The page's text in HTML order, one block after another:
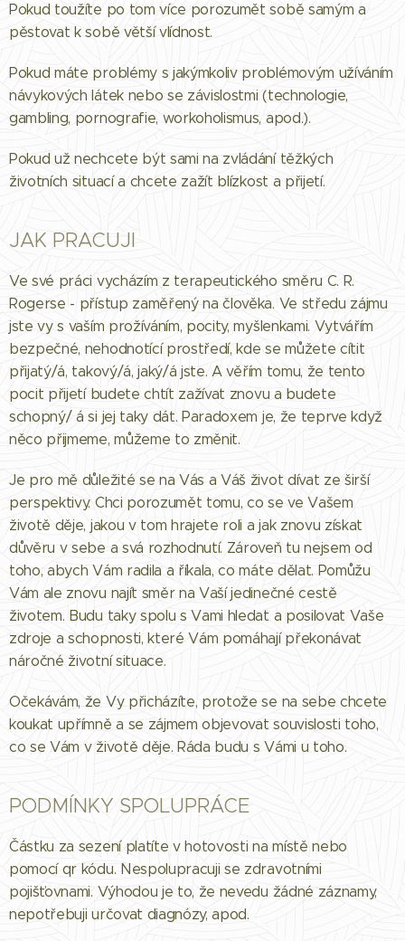
Pokud toužíte po tom více porozumět sobě samým a
pěstovat k sobě větší vlídnost.
Pokud máte problémy s jakýmkoliv problémovým užíváním
návykových látek nebo se závislostmi (technologie,
gambling, pornografie, workoholismus, apod.).
Pokud už nechcete být sami na zvládání těžkých
životních situací a chcete zažít blízkost a přijetí.
JAK PRACUJI
Ve své práci vycházím z terapeutického směru C. R.
Rogerse - přístup zaměřený na člověka. Ve středu zájmu
jste vy s vaším prožíváním, pocity, myšlenkami. Vytvářím
bezpečné, nehodnotící prostředí, kde se můžete cítit
přijatý/á, takový/á, jaký/á jste. A věřím tomu, že tento
pocit přijetí budete chtít zažívat znovu a budete
schopný/ á si jej taky dát. Paradoxem je, že teprve když
něco přijmeme, můžeme to změnit.
Je pro mě důležité se na Vás a Váš život dívat ze širší
perspektivy. Chci porozumět tomu, co se ve Vašem
životě děje, jakou v tom hrajete roli a jak znovu získat
důvěru v sebe a svá rozhodnutí. Zároveň tu nejsem od
toho, abych Vám radila a říkala, co máte dělat. Pomůžu
Vám ale znovu najít směr na Vaší jedinečné cestě
životem. Budu taky spolu s Vami hledat a posilovat Vaše
zdroje a schopnosti, které Vám pomáhají překonávat
náročné životní situace.
Očekávám, že Vy přicházíte, protože se na sebe chcete
koukat upřímně a se zájmem objevovat souvislosti toho,
co se Vám v životě děje. Ráda budu s Vámi u toho.
PODMÍNKY SPOLUPRÁCE
Částku za sezení platíte v hotovosti na místě nebo
pomocí qr kódu. Nespolupracuji se zdravotními
pojišťovnami. Výhodou je to, že nevedu žádné záznamy,
nepotřebuji určovat diagnózy, apod.